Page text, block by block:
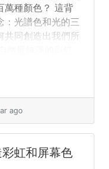
萬種顏色？ 這背
：光譜色和光的三
共同創造出我們所
分解成美麗的彩
光組成，每種顏
中那樣呈現鮮豔
：你的眼睛可以
）三種光就看見
色？ 混色原理：
ago
虹和屏幕色